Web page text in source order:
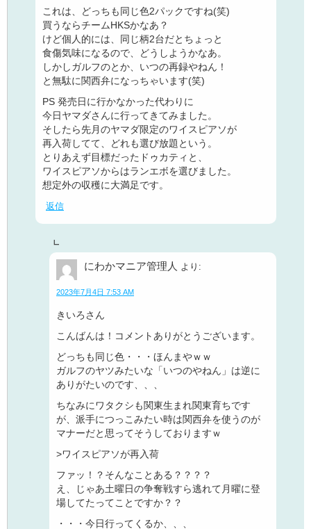
これは、どっちも同じ色2パックですね(笑)
買うならチームHKSかなあ？
けど個人的には、同じ柄2台だとちょっと
食傷気味になるので、どうしようかなあ。
しかしガルフのとか、いつの再録やねん！
と無駄に関西弁になっちゃいます(笑)
PS 発売日に行かなかった代わりに
今日ヤマダさんに行ってきてみました。
そしたら先月のヤマダ限定のワイスピアソが
再入荷してて、どれも選び放題という。
とりあえず目標だったドゥカティと、
ワイスピアソからはランエボを選びました。
想定外の収穫に大満足です。
返信
にわかマニア管理人 より:
2023年7月4日 7:53 AM
きいろさん
こんばんは！コメントありがとうございます。
どっちも同じ色・・・ほんまやｗｗ
ガルフのヤツみたいな「いつのやねん」は逆に
ありがたいのです、、、
ちなみにワタクシも関東生まれ関東育ちです
が、派手につっこみたい時は関西弁を使うのが
マナーだと思ってそうしておりますｗ
>ワイスピアソが再入荷
ファッ！？そんなことある？？？？
え、じゃあ土曜日の争奪戦すら逃れて月曜に登
場してたってことですか？？
・・・今日行ってくるか、、、